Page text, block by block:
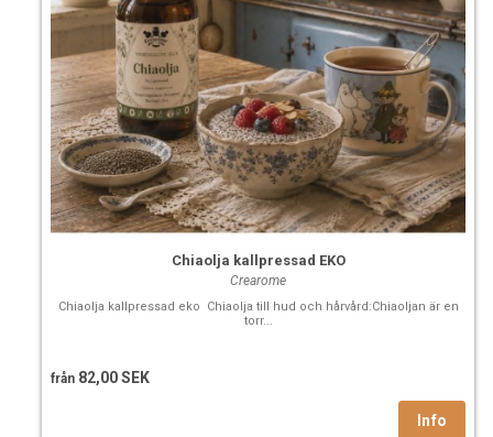
Chiaolja kallpressad EKO
Crearome
Chiaolja kallpressad eko Chiaolja till hud och hårvård:Chiaoljan är en
torr...
från 82,00 SEK